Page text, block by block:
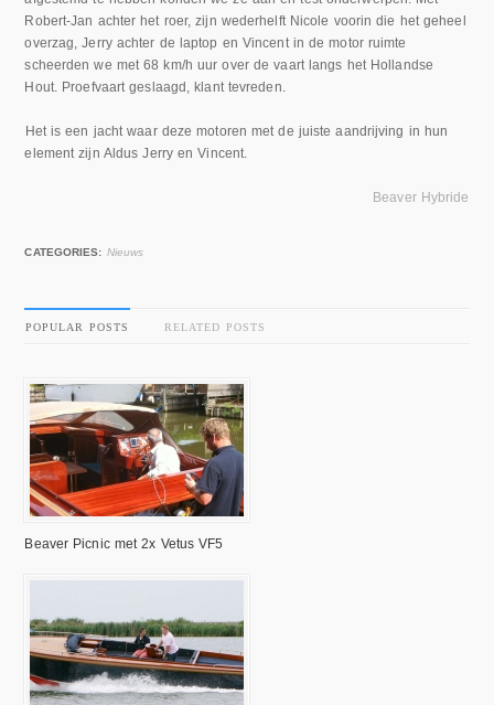
Robert-Jan achter het roer, zijn wederhelft Nicole voorin die het geheel
overzag, Jerry achter de laptop en Vincent in de motor ruimte
scheerden we met 68 km/h uur over de vaart langs het Hollandse
Hout. Proefvaart geslaagd, klant tevreden.
Het is een jacht waar deze motoren met de juiste aandrijving in hun
element zijn Aldus Jerry en Vincent.
Beaver Hybride
CATEGORIES: Nieuws
POPULAR POSTS RELATED POSTS
Beaver Picnic met 2x Vetus VF5